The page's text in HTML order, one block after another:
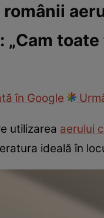
în Google
utilizarea aerului
ideală în